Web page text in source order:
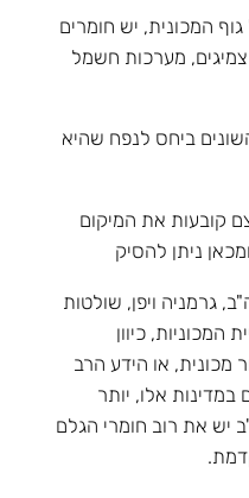
המכונית, יש חומרים
צמיגים, מערכות חשמל
ביחס לנפח שהיא
קובעות את המיקום
ניתן להסיק
גרמניה ויפן, שולטות
המכוניות, כיוון
מכונית, או הידע הרב
במדינות אלו, יותר
יש את רוב חומרי הגלם